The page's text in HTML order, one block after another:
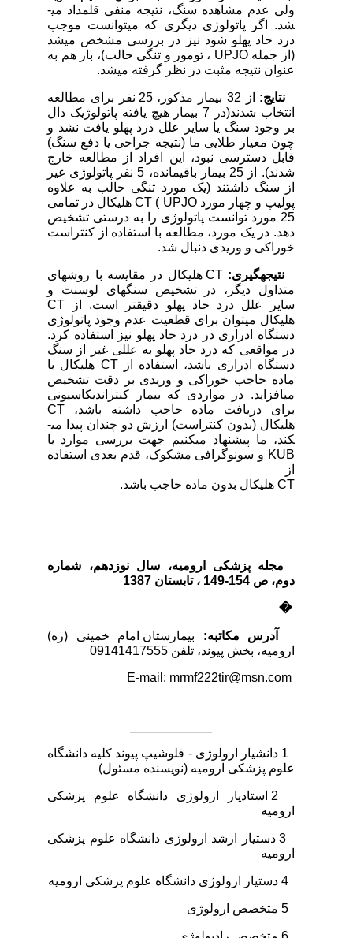
ولی عدم مشاهده سنگ، نتیجه منفی قلمداد می­
شد. اگر پاتولوژی دیگری که می­توانست موجب
درد حاد پهلو شود نیز در بررسی مشخص می­شد
(از جمله UPJO ، تومور و تنگی حالب)، باز هم به
عنوان نتیجه مثبت در نظر گرفته می­شد.
نتایج:
از 32 بیمار مذکور، 25 نفر برای مطالعه
انتخاب شدند(در 7 بیمار هیچ یافته پاتولوژیک دال
بر وجود سنگ یا سایر علل درد پهلو یافت نشد و
چون معیار طلایی ما (نتیجه جراحی یا دفع سنگ)
قابل دسترسی نبود، این افراد از مطالعه خارج
شدند). از 25 بیمار باقیمانده، 5 نفر پاتولوژی غیر
از سنگ داشتند (یک مورد تنگی حالب به علاوه
پولیپ و چهار مورد UPJO ) CT هلیکال در تمامی
25 مورد توانست پاتولوژی را به درستی تشخیص
دهد. در یک مورد، مطالعه با استفاده از کنتراست
خوراکی و وریدی دنبال شد.
نتیجه­گیری:
CT هلیکال در مقایسه با روش­های
متداول دیگر، در تشخیص سنگ­های لوسنت و
سایر علل درد حاد پهلو دقیق­تر است. از CT
هلیکال می­توان برای قطعیت عدم وجود پاتولوژی
دستگاه ادراری در درد حاد پهلو نیز استفاده کرد.
در مواقعی که درد حاد پهلو به عللی غیر از سنگ
دستگاه ادراری باشد، استفاده از CT هلیکال با
ماده حاجب خوراکی و وریدی بر دقت تشخیص
می­افزاید. در مواردی که بیمار کنتراندیکاسیونی
برای دریافت ماده حاجب داشته باشد، CT
هلیکال (بدون کنتراست) ارزش دو چندان پیدا می­
کند، ما پیشنهاد می­کنیم جهت بررسی موارد با
KUB و سونوگرافی مشکوک، قدم بعدی استفاده
CT هلیکال بدون ماده حاجب باشد.
مجله پزشکی ارومیه، سال نوزدهم، شماره‌
دوم، ص 154-149 ، تابستان 1387
�
آدرس مکاتبه:بیمارستان امام خمینی (ره)
ارومیه، بخش پیوند، تلفن 09141417555
1 دانشیار ارولوژی - فلوشیپ پیوند کلیه دانشگاه
علوم پزشکی ارومیه (نویسنده مسئول)
2 استادیار ارولوژی دانشگاه علوم پزشکی
ارومیه
3 دستیار ارشد ارولوژی دانشگاه علوم پزشکی
ارومیه